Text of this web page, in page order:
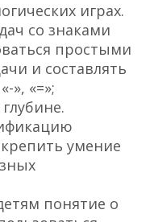
играх.
со знаками
простыми
и составлять
», «=»;
умение
понятие о